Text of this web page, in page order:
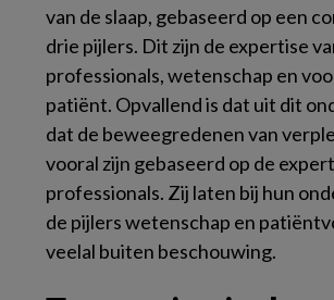
van de slaap, gebaseerd op een
drie pijlers. Dit zijn de expertise
professionals, wetenschap en
patiënt. Opvallend is dat uit dit
dat de beweegredenen van
vooral zijn gebaseerd op de
professionals. Zij laten bij hun
de pijlers wetenschap en
veelal buiten beschouwing.